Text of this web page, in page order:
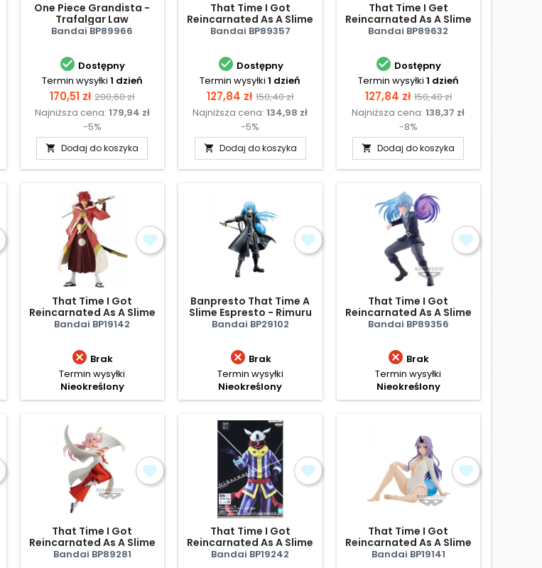
One Piece Grandista -
Trafalgar Law
Bandai BP89966
 Dostępny
Termin wysyłki 1 dzień
Cena
170,51 zł Cena
podstawowa
200,60 zł
Najniższa cena: 179,94 zł
-5%
 Dodaj do koszyka
That Time I Got
Reincarnated As A Slime
Vibration Stars - Hinata
Bandai BP89357
 Dostępny
Termin wysyłki 1 dzień
Cena
127,84 zł Cena
podstawowa
150,40 zł
Najniższa cena:134,98 zł
-5%
 Dodaj do koszyka
That Time I Get
Reincarnated As A Slime
- Shion
Bandai BP89632
 Dostępny
Termin wysyłki 1 dzień
Cena
127,84 zł Cena
podstawowa
150,40 zł
Najniższa cena:138,37 zł
-8%
 Dodaj do koszyka
That Time I Got
Reincarnated As A Slime
- Benimaru
Bandai BP19142
 Brak
Termin wysyłki
Nieokreślony
Banpresto That Time A
Slime Espresto - Rimuru
Tempest (Special Color
Bandai BP29102
 Brak
Termin wysyłki
Nieokreślony
That Time I Got
Reincarnated As A Slime
Vibration Stars - Rimuru
Bandai BP89356
 Brak
Termin wysyłki
Nieokreślony
That Time I Got
Reincarnated As A Slime
- Shuna
Bandai BP89281
That Time I Got
Reincarnated As A Slime
Otherworlder - Laplace
Bandai BP19242
That Time I Got
Reincarnated As A Slime
- Relax Time - Shion
Bandai BP19141